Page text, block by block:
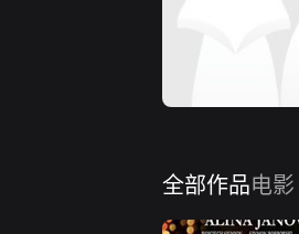
全部作品电影